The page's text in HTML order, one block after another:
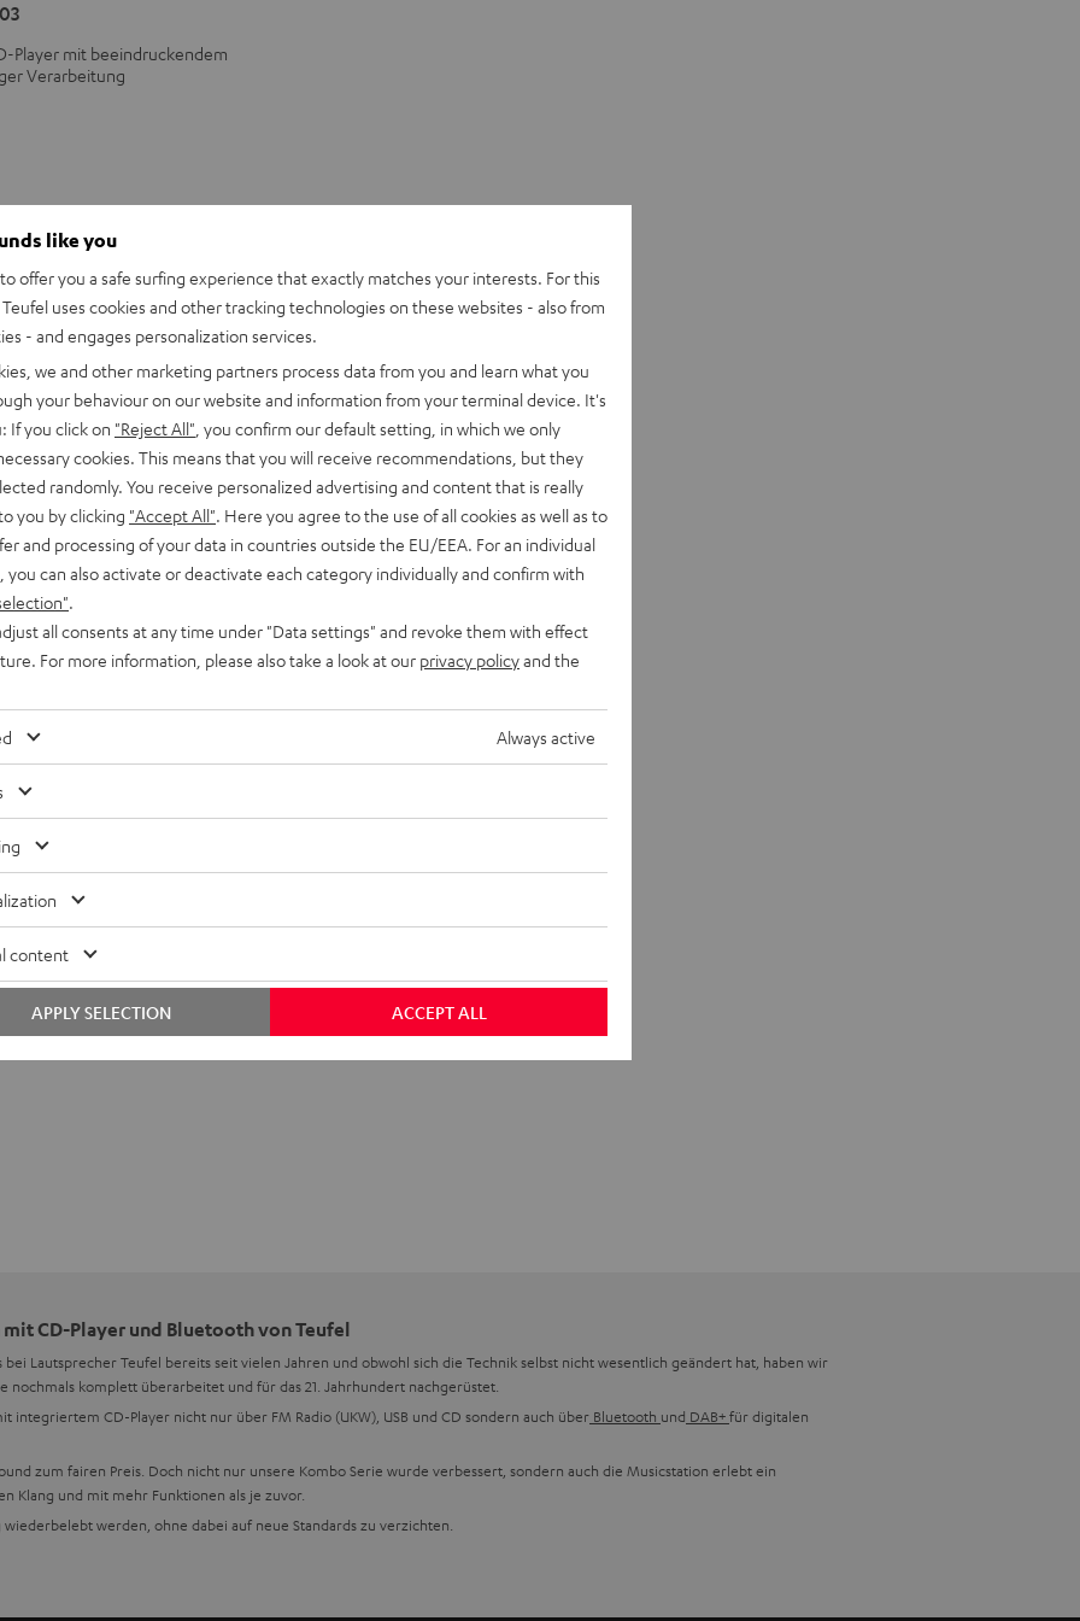
Player mit beeindruckendem
Verarbeitung
CD-Player und Bluetooth von Teufel
bei Lautsprecher Teufel bereits seit vielen Jahren und obwohl sich die Technik selbst nicht wesentlich geändert hat, haben wir
nochmals komplett überarbeitet und für das 21. Jahrhundert nachgerüstet.
integriertem CD-Player nicht nur über FM Radio (UKW), USB und CD sondern auch über Bluetooth und DAB+für digitalen
zum fairen Preis. Doch nicht nur unsere Kombo Serie wurde verbessert, sondern auch die Musicstation erlebt ein
Klang und mit mehr Funktionen als je zuvor.
werden, ohne dabei auf neue Standards zu verzichten.
like you
offer you a safe surfing experience that exactly matches your interests. For this
uses cookies and other tracking technologies on these websites - also from
- and engages personalization services.
we and other marketing partners process data from you and learn what you
your behaviour on our website and information from your terminal device. It's
If you click on "Reject All" , you confirm our default setting, in which we only
cookies. This means that you will receive recommendations, but they
randomly. You receive personalized advertising and content that is really
you by clicking "Accept All". Here you agree to the use of all cookies as well as to
and processing of your data in countries outside the EU/EEA. For an individual
you can also activate or deactivate each category individually and confirm with
.
all consents at any time under "Data settings" and revoke them with effect
For more information, please also take a look at our privacy policyand the
Always active
content
ACCEPT ALL
APPLY SELECTION